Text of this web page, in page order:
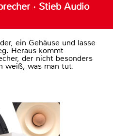
· Stieb Audio
ein Gehäuse und lasse
Heraus kommt
der nicht besonders
weiß, was man tut.